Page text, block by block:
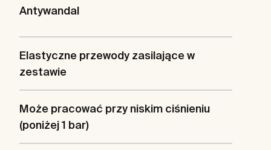
Antywandal
Elastyczne przewody zasilające w
zestawie
Może pracować przy niskim ciśnieniu
(poniżej 1 bar)